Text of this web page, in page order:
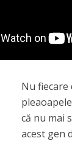
Nu
că nu mai
acest gen